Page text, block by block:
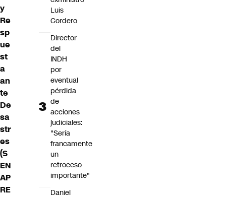
y
Re
sp
ue
st
a
an
te
De
sa
str
es
(S
EN
AP
RE
Luis
Cordero
Director
del
INDH
por
eventual
pérdida
de
acciones
judiciales:
"Sería
francamente
un
retroceso
importante"
Daniel